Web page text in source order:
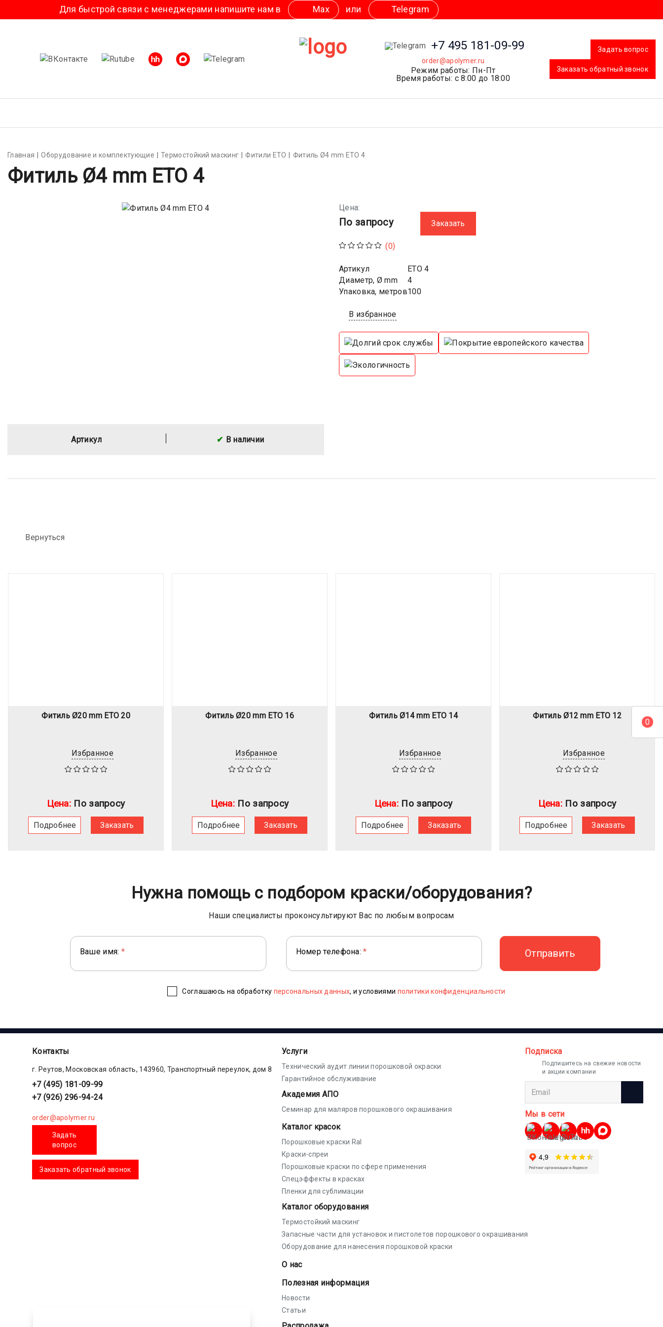
быстрой связи с менеджерами напишите нам в Мах или Telegram
+7 495 181-09-99
order@apolymer.ru
Режим работы: Пн-Пт
Время работы: с 8:00 до 18:00
Задать вопрос
Заказать обратный звонок
Главная Оборудование и комплектующие Термостойкий маскинг Фитили ETO Фитиль Ø4 mm ETO 4
Фитиль Ø4 mm ETO 4
Артикул В наличии
Цена:
По запросу Заказать
(0)
Артикул
ETO 4
Диаметр, Ø mm
4
Упаковка, метров100
В избранное
Вернуться
Фитиль Ø20 mm ETO 20
Избранное
Цена: По запросу
Подробнее Заказать
Фитиль Ø20 mm ETO 16
Избранное
Цена: По запросу
Подробнее Заказать
Фитиль Ø14 mm ETO 14
Избранное
Цена: По запросу
Подробнее Заказать
Фитиль Ø12 mm ETO 12
Избранное
Цена: По запросу
Подробнее Заказать
Нужна помощь с подбором краски/оборудования?
Наши специалисты проконсультируют Вас по любым вопросам
Ваше имя: * Номер телефона:*
Соглашаюсь на обработку персональных данных, и условиями политики конфиденциальности
Контакты
г. Реутов, Московская область, 143960, Транспортный переулок, дом 8
+7 (495) 181-09-99
+7 (926) 296-94-24
order@apolymer.ru
Задать
вопрос
Заказать обратный звонок
Подписка
Подпишитесь на свежие новости
и акции компании
Мы в сети
Услуги
Технический аудит линии порошковой окраски
Гарантийное обслуживание
Академия АПО
Семинар для маляров порошкового окрашивания
Каталог красок
Порошковые краски Ral
Краски-спреи
Порошковые краски по сфере применения
Спецэффекты в красках
Пленки для сублимации
Каталог оборудования
Термостойкий маскинг
Запасные части для установок и пистолетов порошкового окрашивания
Оборудование для нанесения порошковой краски
О нас
Полезная информация
Новости
Статьи
0